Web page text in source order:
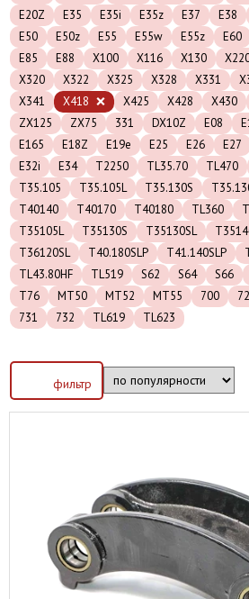
E20Z
E35 E35i E35z E37 E38
E50
E50z E55 E55w E55z E60
E85
E88 X100 X116 X130
X320
X322 X325 X328 X331
X341
X418 X425 X428 X430
ZX125
ZX75 331 DX10Z E08
E165
E18Z E19e E25 E26 E27
E32i
E34 T2250 TL35.70 TL470
T35.105
T35.105L T35.130S
T40140
T40170 T40180 TL360
T35105L
T35130S T35130SL
T36120SL
T40.180SLP T41.140SLP
TL43.80HF
TL519 S62 S64 S66
T76
MT50 MT52 MT55 700
731
732 TL619 TL623
фильтр